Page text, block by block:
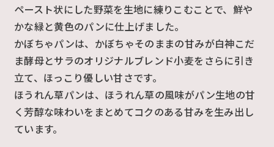
ペースト状にした野菜を生地に練りこむことで、鮮や
かな緑と黄色のパンに仕上げました。
かぼちゃパンは、かぼちゃそのままの甘みが白神こだ
ま酵母とサラのオリジナルブレンド小麦をさらに引き
立て、ほっこり優しい甘さです。
ほうれん草パンは、ほうれん草の風味がパン生地の甘
く芳醇な味わいをまとめてコクのある甘みを生み出し
ています。